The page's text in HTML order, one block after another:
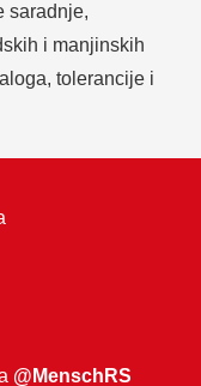
saradnje,
i manjinskih
tolerancije i
@MenschRS